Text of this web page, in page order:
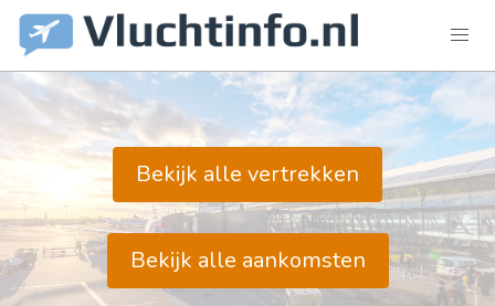
Bekijk alle vertrekken
Bekijk alle aankomsten